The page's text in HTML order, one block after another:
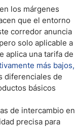
los márgenes
que el entorno
corredor anuncia
solo aplicable a
aplica una tarifa de
más bajos,
diferenciales de
básicos
de intercambio en
precisa para